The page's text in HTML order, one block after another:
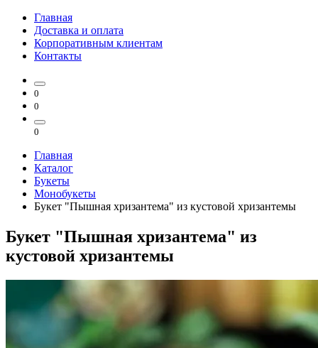
Главная
Доставка и оплата
Корпоративным клиентам
Контакты
0
0
0
Главная
Каталог
Букеты
Монобукеты
Букет "Пышная хризантема" из кустовой хризантемы
Букет "Пышная хризантема" из
кустовой хризантемы